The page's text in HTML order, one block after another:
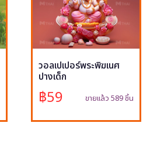
วอลเปเปอร์พระพิฆเนศ
ปางเด็ก
฿59 ขายแล้ว 589 ชิ้น